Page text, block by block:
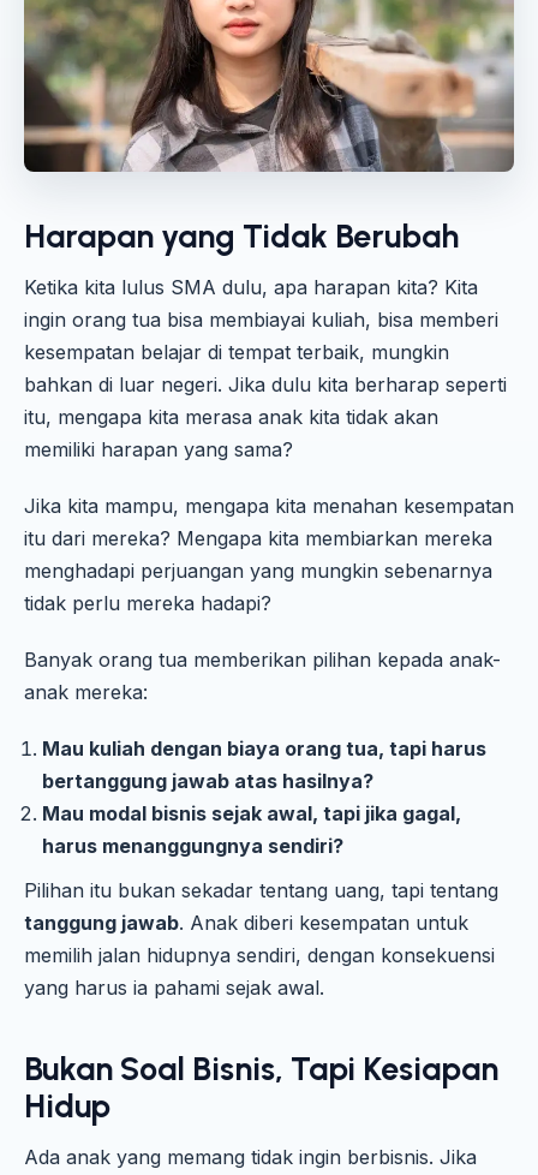
Harapan yang Tidak Berubah
Ketika kita lulus SMA dulu, apa harapan kita? Kita
ingin orang tua bisa membiayai kuliah, bisa memberi
kesempatan belajar di tempat terbaik, mungkin
bahkan di luar negeri. Jika dulu kita berharap seperti
itu, mengapa kita merasa anak kita tidak akan
memiliki harapan yang sama?
Jika kita mampu, mengapa kita menahan kesempatan
itu dari mereka? Mengapa kita membiarkan mereka
menghadapi perjuangan yang mungkin sebenarnya
tidak perlu mereka hadapi?
Banyak orang tua memberikan pilihan kepada anak-
anak mereka:
Mau kuliah dengan biaya orang tua, tapi harus
bertanggung jawab atas hasilnya?
Mau modal bisnis sejak awal, tapi jika gagal,
harus menanggungnya sendiri?
Pilihan itu bukan sekadar tentang uang, tapi tentang
tanggung jawab. Anak diberi kesempatan untuk
memilih jalan hidupnya sendiri, dengan konsekuensi
yang harus ia pahami sejak awal.
Bukan Soal Bisnis, Tapi Kesiapan
Hidup
Ada anak yang memang tidak ingin berbisnis. Jika